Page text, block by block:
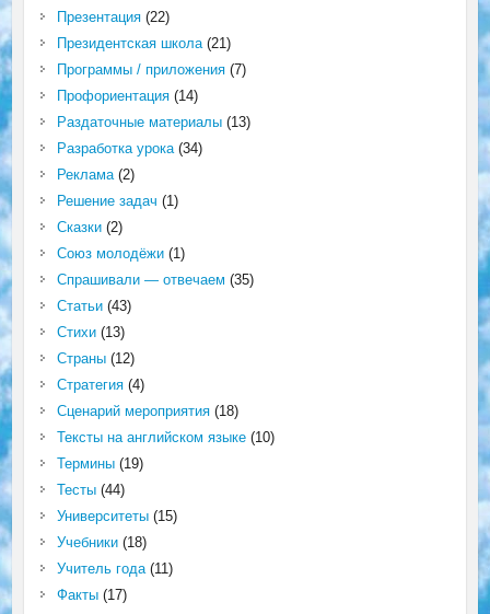
Презентация(22)
Президентская школа(21)
Программы / приложения(7)
Профориентация(14)
Раздаточные материалы(13)
Разработка урока(34)
Реклама(2)
Решение задач (1)
Сказки(2)
Союз молодёжи(1)
Спрашивали — отвечаем (35)
Статьи(43)
Стихи(13)
Страны(12)
Стратегия(4)
Сценарий мероприятия(18)
Тексты на английском языке(10)
Термины(19)
Тесты(44)
Университеты(15)
Учебники(18)
Учитель года(11)
Факты(17)